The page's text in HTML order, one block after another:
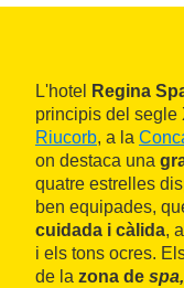
L'hotel Regina
principis del segle
Riucorb, a la
on destaca una
quatre estrelles
ben equipades,
cuidada i càlida,
i els tons ocres.
de la zona de spa,